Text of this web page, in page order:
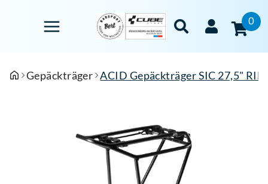
0
Gepäckträger ACID Gepäckträger SIC 27,5"